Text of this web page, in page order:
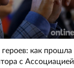
как прошла
с Ассоциацией